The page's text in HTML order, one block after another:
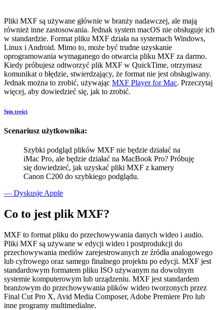
Pliki MXF są używane głównie w branży nadawczej, ale mają
również inne zastosowania. Jednak system macOS nie obsługuje ich
w standardzie. Format pliku MXF działa na systemach Windows,
Linux i Android. Mimo to, może być trudne uzyskanie
oprogramowania wymaganego do otwarcia pliku MXF za darmo.
Kiedy próbujesz odtworzyć plik MXF w QuickTime, otrzymasz
komunikat o błędzie, stwierdzający, że format nie jest obsługiwany.
Jednak można to zrobić, używając MXF Player for Mac. Przeczytaj
więcej, aby dowiedzieć się, jak to zrobić.
Spis treści
Scenariusz użytkownika:
Szybki podgląd plików MXF nie będzie działać na
iMac Pro, ale będzie działać na MacBook Pro? Próbuję
się dowiedzieć, jak uzyskać pliki MXF z kamery
Canon C200 do szybkiego podglądu.
— Dyskusje Apple
Co to jest plik MXF?
MXF to format pliku do przechowywania danych wideo i audio.
Pliki MXF są używane w edycji wideo i postprodukcji do
przechowywania mediów zarejestrowanych ze źródła analogowego
lub cyfrowego oraz samego finalnego projektu po edycji. MXF jest
standardowym formatem pliku ISO używanym na dowolnym
systemie komputerowym lub urządzeniu. MXF jest standardem
branżowym do przechowywania plików wideo tworzonych przez
Final Cut Pro X, Avid Media Composer, Adobe Premiere Pro lub
inne programy multimedialne.